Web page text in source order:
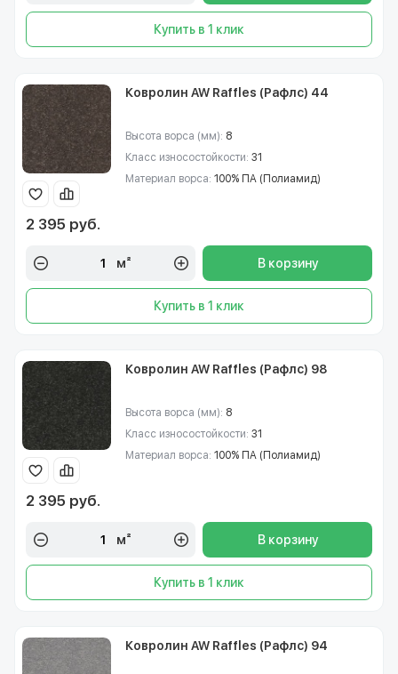
Купить в 1 клик
Ковролин AW Raffles (Рафлс) 44
Высота ворса (мм): 8
Класс износостойкости: 31
Материал ворса: 100% ПА (Полиамид)
2 395 руб.
м² В корзину
Купить в 1 клик
Ковролин AW Raffles (Рафлс) 98
Высота ворса (мм): 8
Класс износостойкости: 31
Материал ворса: 100% ПА (Полиамид)
2 395 руб.
м² В корзину
Купить в 1 клик
Ковролин AW Raffles (Рафлс) 94